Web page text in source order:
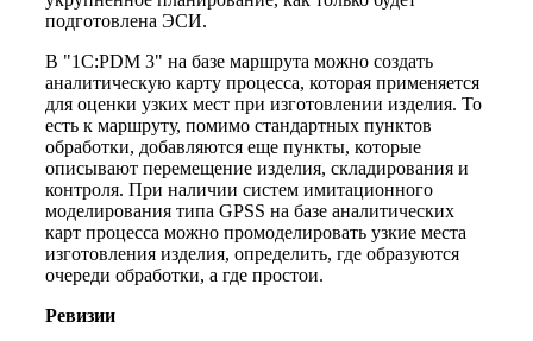
подготовлена ЭСИ.
В "1С:PDM 3" на базе маршрута можно создать
аналитическую карту процесса, которая применяется
для оценки узких мест при изготовлении изделия. То
есть к маршруту, помимо стандартных пунктов
обработки, добавляются еще пункты, которые
описывают перемещение изделия, складирования и
контроля. При наличии систем имитационного
моделирования типа GPSS на базе аналитических
карт процесса можно промоделировать узкие места
изготовления изделия, определить, где образуются
очереди обработки, а где простои.
Ревизии